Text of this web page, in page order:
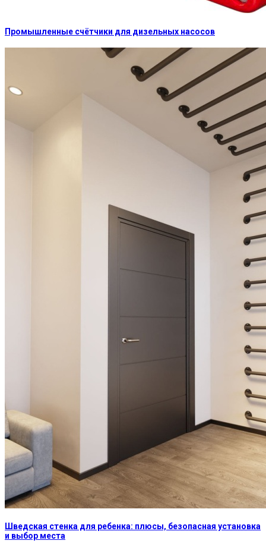
Промышленные счётчики для дизельных насосов
Шведская стенка для ребенка: плюсы, безопасная установка
и выбор места